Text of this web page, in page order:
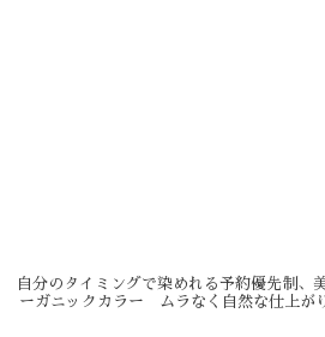
自分のタイミングで染めれる予約優先制、
ーガニックカラー ムラなく自然な仕上が